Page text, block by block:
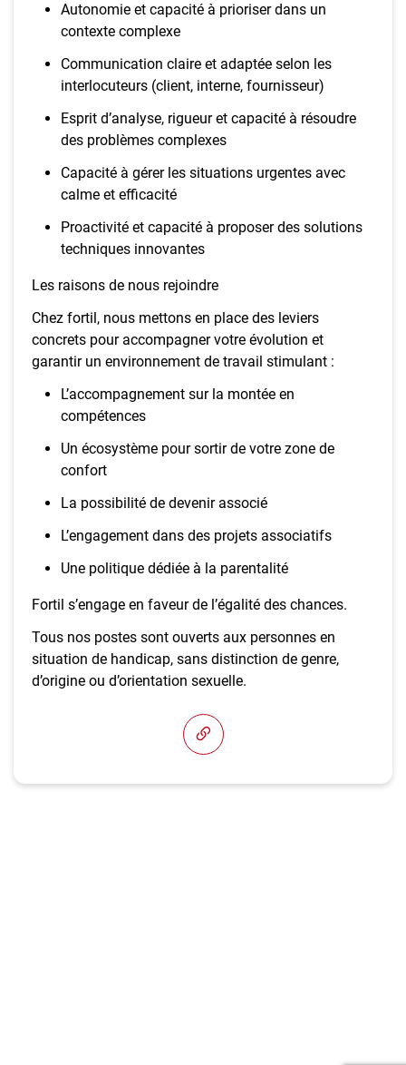
Autonomie et capacité à prioriser dans un
contexte complexe
Communication claire et adaptée selon les
interlocuteurs (client, interne, fournisseur)
Esprit d’analyse, rigueur et capacité à résoudre
des problèmes complexes
Capacité à gérer les situations urgentes avec
calme et efficacité
Proactivité et capacité à proposer des solutions
techniques innovantes
Les raisons de nous rejoindre
Chez fortil, nous mettons en place des leviers
concrets pour accompagner votre évolution et
garantir un environnement de travail stimulant :
L’accompagnement sur la montée en
compétences
Un écosystème pour sortir de votre zone de
confort
La possibilité de devenir associé
L’engagement dans des projets associatifs
Une politique dédiée à la parentalité
Fortil s’engage en faveur de l’égalité des chances.
Tous nos postes sont ouverts aux personnes en
situation de handicap, sans distinction de genre,
d’origine ou d’orientation sexuelle.